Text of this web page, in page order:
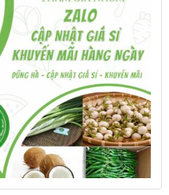
trang
sản
phẩm